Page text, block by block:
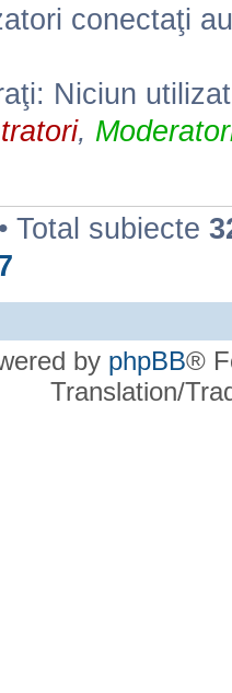
conectaţi
Niciun
,
• Total subiecte
by phpBB®
Translation/